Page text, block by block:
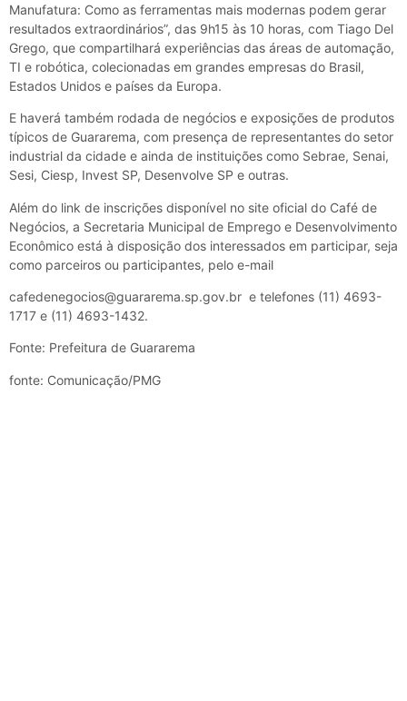
Manufatura: Como as ferramentas mais modernas podem gerar
resultados extraordinários”, das 9h15 às 10 horas, com Tiago Del
Grego, que compartilhará experiências das áreas de automação,
TI e robótica, colecionadas em grandes empresas do Brasil,
Estados Unidos e países da Europa.
E haverá também rodada de negócios e exposições de produtos
típicos de Guararema, com presença de representantes do setor
industrial da cidade e ainda de instituições como Sebrae, Senai,
Sesi, Ciesp, Invest SP, Desenvolve SP e outras.
Além do link de inscrições disponível no site oficial do Café de
Negócios, a Secretaria Municipal de Emprego e Desenvolvimento
Econômico está à disposição dos interessados em participar, seja
como parceiros ou participantes, pelo e-mail
cafedenegocios@guararema.sp.gov.br e telefones (11) 4693-
1717 e (11) 4693-1432.
Fonte: Prefeitura de Guararema
fonte: Comunicação/PMG